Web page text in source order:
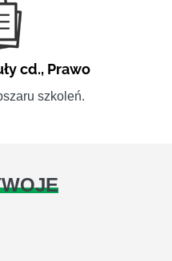
cd., Prawo
szkoleń.